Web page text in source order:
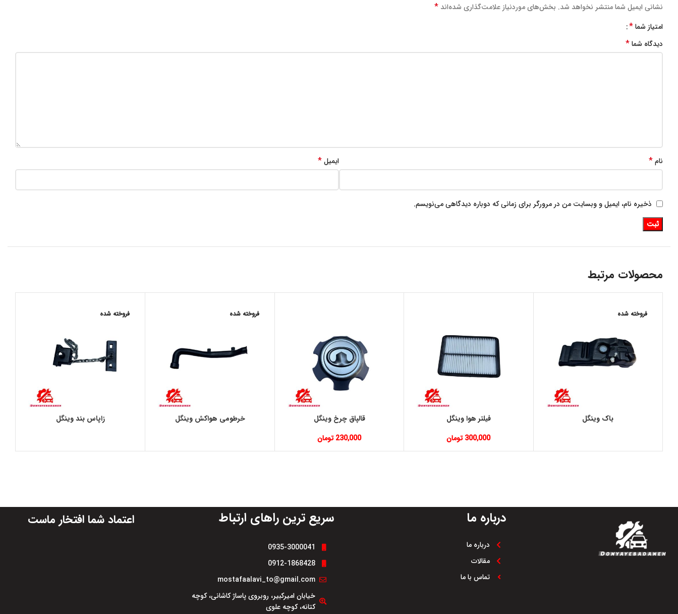
نشانی ایمیل شما منتشر نخواهد شد. بخش‌های موردنیاز علامت‌گذاری شده‌اند *
امتیاز شما*
دیدگاه شما*
نام* ایمیل*
ذخیره نام، ایمیل و وبسایت من در مرورگر برای زمانی که دوباره دیدگاهی می‌نویسم.
محصولات مرتبط
فروخته شده
باک وینگل
فیلتر هوا وینگل
300,000 تومان
قالپاق چرخ وینگل
230,000 تومان
فروخته شده
خرطومی هواکش وینگل
فروخته شده
زاپاس بند وینگل
درباره ما
درباره ما
مقالات
تماس با ما
سریع ترین راهای ارتباط
0935-3000041
0912-1868428
mostafaalavi_to@gmail.com
خیابان امیرکبیر، روبروی پاساژ کاشانی، کوچه
کتانه، کوچه علوی
اعتماد شما افتخار ماست